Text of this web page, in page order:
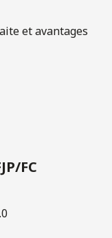
et avantages
FC